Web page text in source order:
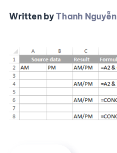
Written byThanh Nguyễn